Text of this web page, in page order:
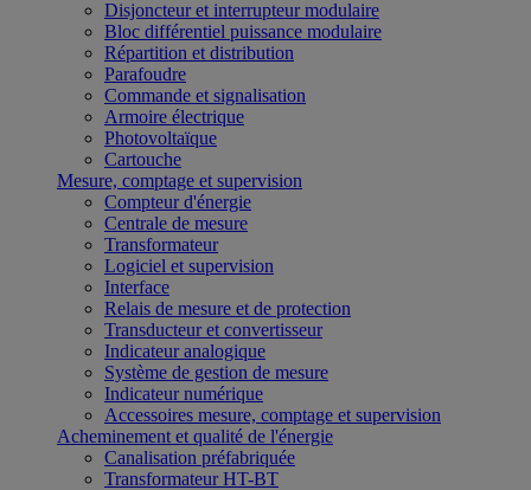
Disjoncteur et interrupteur modulaire
Bloc différentiel puissance modulaire
Répartition et distribution
Parafoudre
Commande et signalisation
Armoire électrique
Photovoltaïque
Cartouche
Mesure, comptage et supervision
Compteur d'énergie
Centrale de mesure
Transformateur
Logiciel et supervision
Interface
Relais de mesure et de protection
Transducteur et convertisseur
Indicateur analogique
Système de gestion de mesure
Indicateur numérique
Accessoires mesure, comptage et supervision
Acheminement et qualité de l'énergie
Canalisation préfabriquée
Transformateur HT-BT